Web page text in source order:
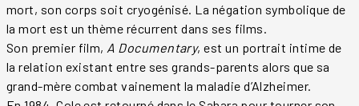
mort, son corps soit cryogénisé. La négation symbolique de
la mort est un thème récurrent dans ses films.
Son premier film, A Documentary, est un portrait intime de
la relation existant entre ses grands-parents alors que sa
grand-mère combat vainement la maladie d’Alzheimer.